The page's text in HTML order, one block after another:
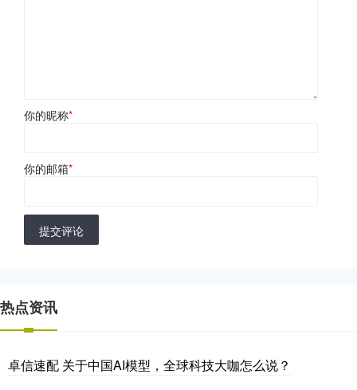
你的昵称*
你的邮箱*
提交评论
热点资讯
卓信速配 关于中国AI模型，全球科技大咖怎么说？